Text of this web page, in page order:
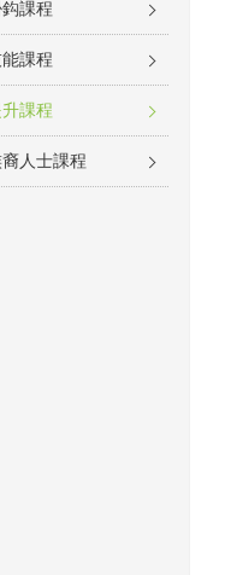
課程
課程
課程
人士課程